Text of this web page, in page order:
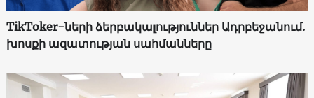
TikToker-ների ձերբակալություններ Ադրբեջանում.
խոսքի ազատության սահմանները